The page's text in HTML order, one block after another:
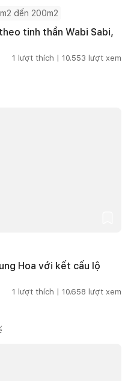
đến 200m2
tinh thần Wabi Sabi,
1 lượt thích | 10.553 lượt xem
Hoa với kết cấu lộ
1 lượt thích | 10.658 lượt xem